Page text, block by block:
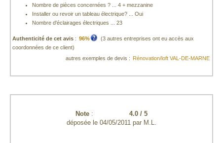
Nombre de pièces concernées ? ... 4 + mezzanine
Installer ou revoir un tableau électrique? ... Oui
Nombre d'éclairages électriques ... 23
Authenticité de cet avis : 96%
(3 autres entreprises ont eu accès aux
coordonnées de ce client)
autres exemples de devis :
Rénovation/loft VAL-DE-MARNE
Note : 4.0 / 5
déposée le 04/05/2011 par M.L.